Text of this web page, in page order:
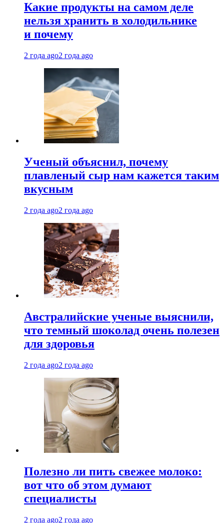
Какие продукты на самом деле
нельзя хранить в холодильнике
и почему
2 года ago2 года ago
Ученый объяснил, почему
плавленый сыр нам кажется таким
вкусным
2 года ago2 года ago
Австралийские ученые выяснили,
что темный шоколад очень полезен
для здоровья
2 года ago2 года ago
Полезно ли пить свежее молоко:
вот что об этом думают
специалисты
2 года ago2 года ago